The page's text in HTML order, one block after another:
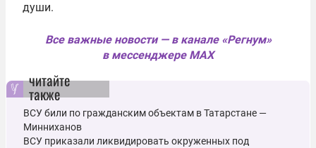
души.
Все важные новости — в канале «Регнум»
в мессенджере MAX
читайте
также
ВСУ били по гражданским объектам в Татарстане ―
Минниханов
ВСУ приказали ликвидировать окруженных под